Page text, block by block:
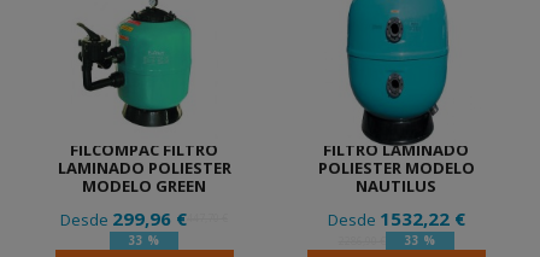
FILCOMPAC FILTRO
LAMINADO POLIESTER
MODELO GREEN
Desde 299,96 €
33 %
FILTRO LAMINADO
POLIESTER MODELO
NAUTILUS
Desde 1532,22 €
33 %